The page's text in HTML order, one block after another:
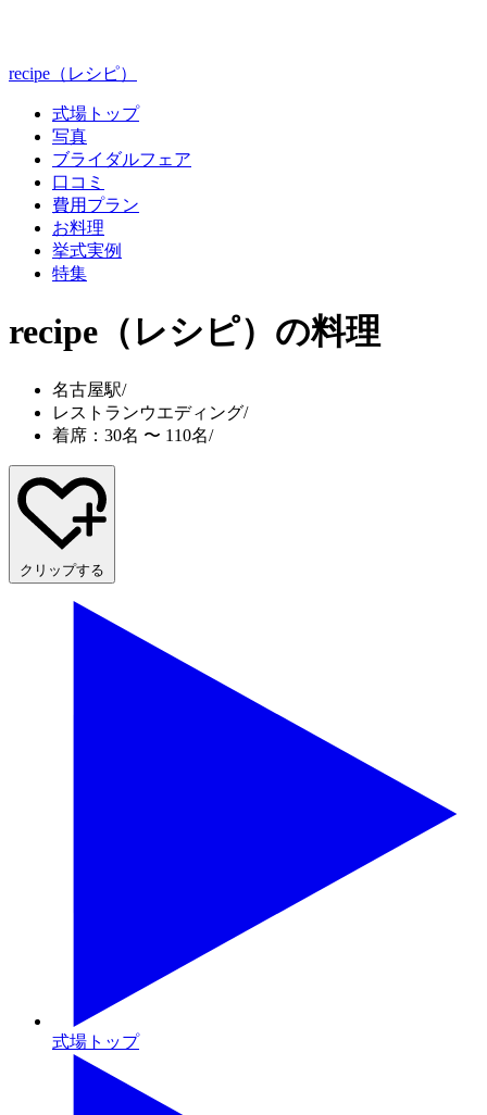
recipe（レシピ）
式場トップ
写真
ブライダルフェア
口コミ
費用プラン
お料理
挙式実例
特集
recipe（レシピ） の料理
名古屋駅/
レストランウエディング/
着席：30名 〜 110名/
クリップする
式場トップ